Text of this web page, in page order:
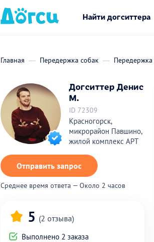
Найти догситтера
Главная Передержка собак Передержка
Догситтер Денис
М.
ID 72309
Красногорск,
микрорайон Павшино,
жилой комплекс АРТ
Отправить запрос
Среднее время ответа — Около 2 часов
5 (2 отзыва)
Выполнено 2 заказа